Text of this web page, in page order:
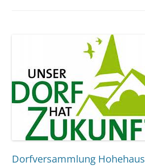
Dorfversammlung Hohehaus